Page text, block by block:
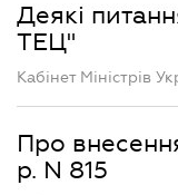
Деякі
ТЕЦ"
Кабінет Міністрів
Про
р. N 815